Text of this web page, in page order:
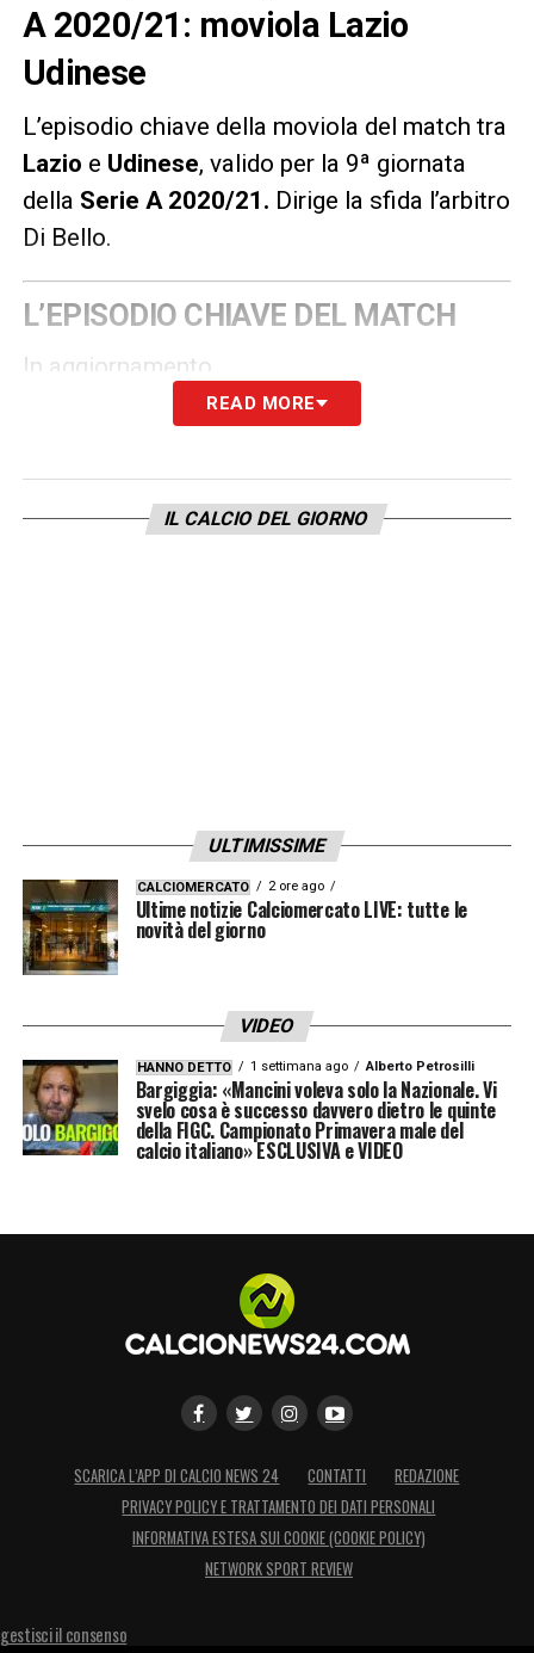
A 2020/21: moviola Lazio
Udinese
L’episodio chiave della moviola del match tra
Lazio e Udinese, valido per la 9ª giornata
della Serie A 2020/21 . Dirige la sfida l’arbitro
Di Bello.
L’EPISODIO CHIAVE DEL MATCH
In aggiornamento.
READ MORE
IL CALCIO DEL GIORNO
ULTIMISSIME
CALCIOMERCATO 2 ore ago
Ultime notizie Calciomercato LIVE: tutte le
novità del giorno
VIDEO
HANNO DETTO 1 settimana ago Alberto Petrosilli
Bargiggia: «Mancini voleva solo la Nazionale. Vi
svelo cosa è successo davvero dietro le quinte
della FIGC. Campionato Primavera male del
calcio italiano» ESCLUSIVA e VIDEO
SCARICA L’APP DI CALCIO NEWS 24 CONTATTI
REDAZIONE
PRIVACY POLICY E TRATTAMENTO DEI DATI PERSONALI
INFORMATIVA ESTESA SUI COOKIE (COOKIE POLICY)
NETWORK SPORT REVIEW
gestisci il consenso